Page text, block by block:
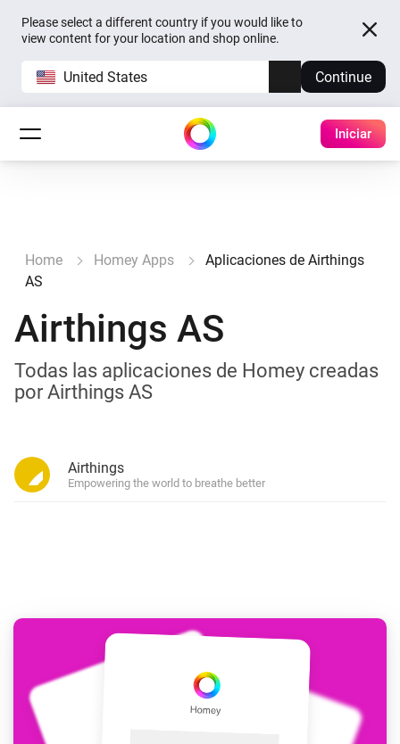
Please select a different country if you would like to
view content for your location and shop online.
United States Continue
Iniciar
Home Homey Apps
Aplicaciones de Airthings
AS
Airthings AS
Todas las aplicaciones de Homey creadas
por Airthings AS
Airthings
Empowering the world to breathe better